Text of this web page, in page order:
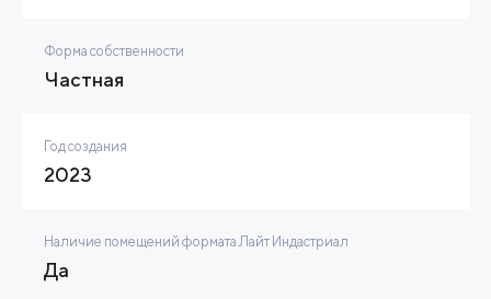
Форма собственности
Частная
Год создания
2023
Наличие помещений формата Лайт Индастриал
Да